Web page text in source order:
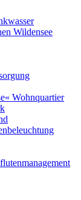
Wildensee
Wohnquartier